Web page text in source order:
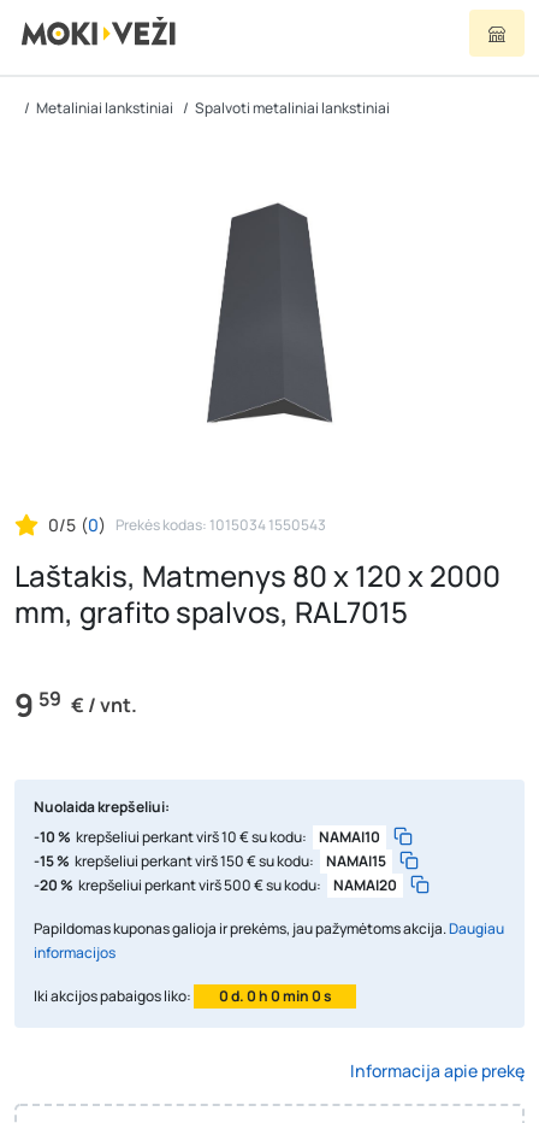
Metaliniai lankstiniai Spalvoti metaliniai lankstiniai
0/5 (0) Prekės kodas: 1015034 1550543
Laštakis, Matmenys 80 x 120 x 2000
mm, grafito spalvos, RAL7015
9 59 € / vnt.
Nuolaida krepšeliui:
-10 %
krepšeliui perkant virš 10 € su kodu:
NAMAI10
-15 %
krepšeliui perkant virš 150 € su kodu:
NAMAI15
-20 %
krepšeliui perkant virš 500 € su kodu: NAMAI20
Papildomas kuponas galioja ir prekėms, jau pažymėtoms akcija.Daugiau
informacijos
Iki akcijos pabaigos liko: 0 d. 0 h 0 min 0 s
Informacija apie prekę